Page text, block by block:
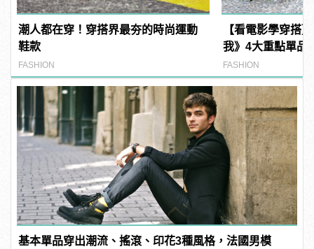
潮人都在穿！穿搭界最夯的時尚運動
鞋款
FASHION
【看電影學穿搭
我》4大重點單品
潮！
FASHION
基本單品穿出潮流、搖滾、印花3種風格，法國男模